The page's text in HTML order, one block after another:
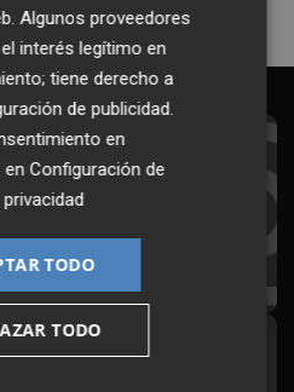
al Boletín
hora en tu email
suscribirme!
en redes
Algunos proveedores
interés legítimo en
tiene derecho a
de publicidad
en
enConfiguración de
TODO
TODO